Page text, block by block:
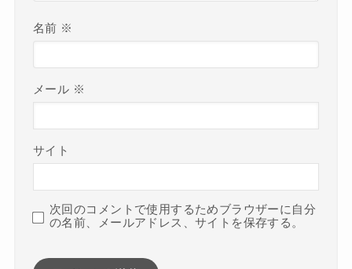
名前 ※
メール ※
サイト
次回のコメントで使用するためブラウザーに自分
の名前、メールアドレス、サイトを保存する。